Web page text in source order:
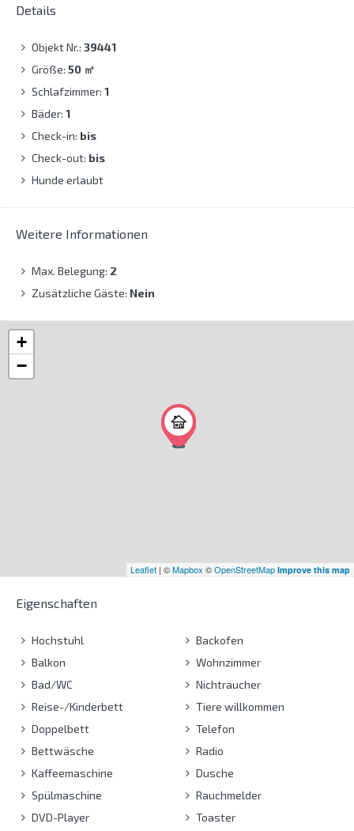
Details
Objekt Nr.: 39441
Größe: 50 ㎡
Schlafzimmer: 1
Bäder: 1
Check-in: bis
Check-out: bis
Hunde erlaubt
Weitere Informationen
Max. Belegung: 2
Zusätzliche Gäste: Nein
+
−
Leaflet | ©Mapbox ©OpenStreetMap Improve this map
Eigenschaften
Hochstuhl
Balkon
Bad/WC
Reise-/Kinderbett
Doppelbett
Bettwäsche
Kaffeemaschine
Spülmaschine
DVD-Player
Backofen
Wohnzimmer
Nichtraucher
Tiere willkommen
Telefon
Radio
Dusche
Rauchmelder
Toaster